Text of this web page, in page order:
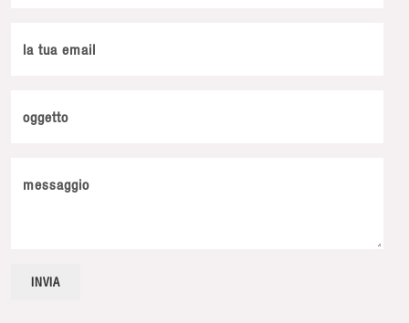
la tua email
oggetto
messaggio